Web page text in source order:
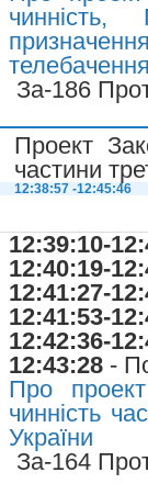
За-186
Проект
частини
12:38:57 -12:45:46
12:39:10-
12:40:19-
12:41:27-
12:41:53-
12:42:36-
12:43:28 -
Про
чинність
України
За-164